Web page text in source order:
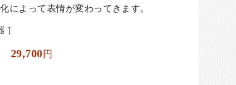
によって表情が変わってきます。
]
29,700円